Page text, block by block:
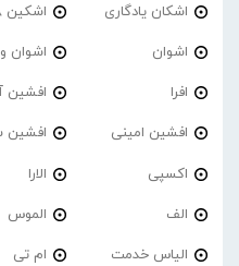
اشکان یادگاری اشکین 0098
اشوان اشوان
افرا افشین
افشین امینی افشین
اکسپی الارا
الف الموس
الیاس خدمت ام تی